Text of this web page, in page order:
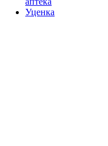
Уценка